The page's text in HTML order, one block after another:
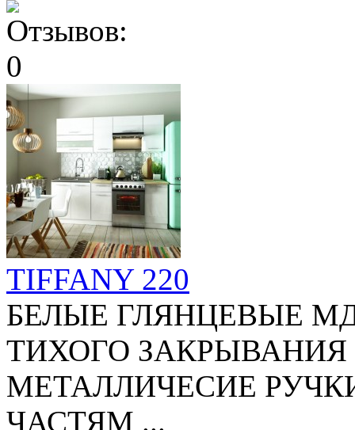
TIFFANY 220
БЕЛЫЕ ГЛЯНЦЕВЫЕ
ТИХОГО
МЕТАЛЛИЧЕСИЕ
ЧАСТЯМ ...